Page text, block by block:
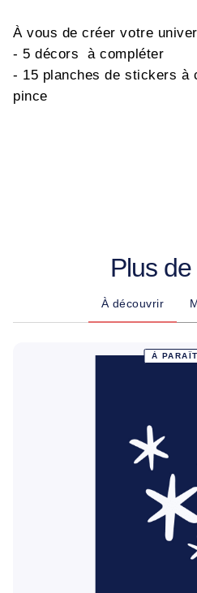
À vous de créer votre
- 5 décors à compléter
- 15 planches de stickers à
pince
Plus
À découvrir
À